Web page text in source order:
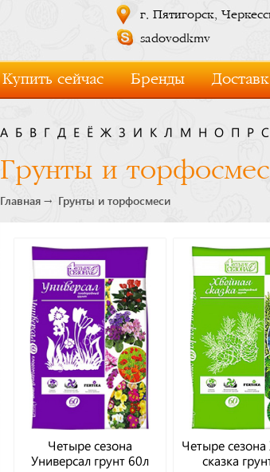
г. Пятигорск,
sadovodkmv
Купить сейчас Бренды
А Б В Г Д Е Ё Ж З И К Л М Н О П Р С
Грунты и
Главная Грунты и торфосмеси
Четыре сезона
Универсал грунт 60л
Четыре сезона
сказка